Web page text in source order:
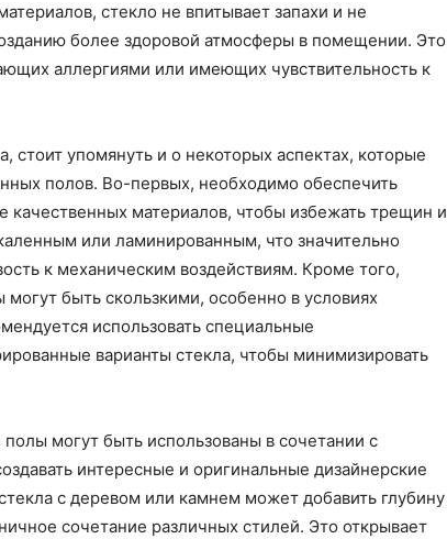
стекло не впитывает запахи и не
более здоровой атмосферы в помещении. Это
аллергиями или имеющих чувствительность к
стоит упомянуть и о некоторых аспектах, которые
полов. Во-первых, необходимо обеспечить
качественных материалов, чтобы избежать трещин и
или ламинированным, что значительно
к механическим воздействиям. Кроме того,
быть скользкими, особенно в условиях
использовать специальные
варианты стекла, чтобы минимизировать
могут быть использованы в сочетании с
интересные и оригинальные дизайнерские
с деревом или камнем может добавить глубину
сочетание различных стилей. Это открывает